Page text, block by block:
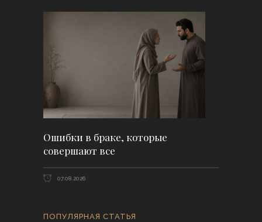
Ошибки в браке, которые
совершают все
07.08.2026
ПОПУЛЯРНАЯ СТАТЬЯ